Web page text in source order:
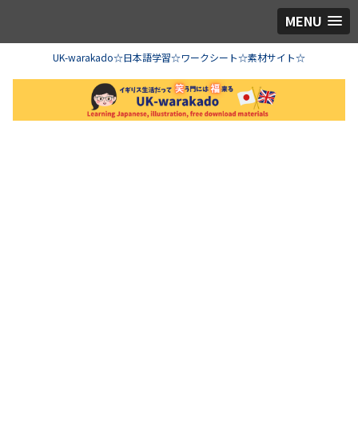
MENU
UK-warakado☆日本語学習☆ワークシート☆素材サイト☆